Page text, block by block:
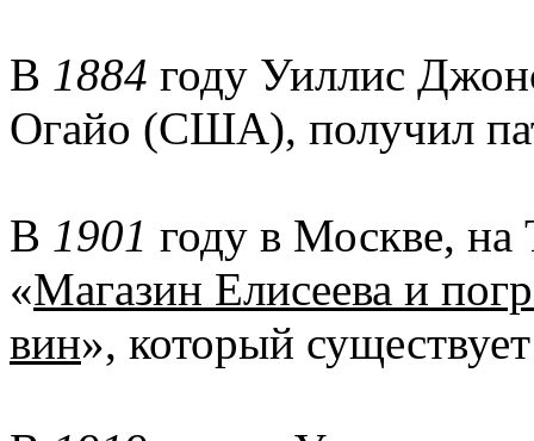
В 1884 году Уиллис
Огайо (США), получил
В 1901 году в Москве, на
«Магазин Елисеева и
вин», который